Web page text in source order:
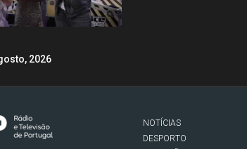
2026
NOTÍCIAS
DESPORTO